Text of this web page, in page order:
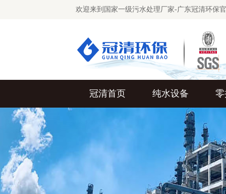
欢迎来到国家一级污水处理厂家-广东冠清环保
冠清首页 纯水设备